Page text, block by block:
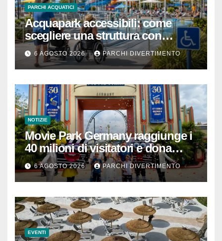
PARCHI ACQUATICI
Acquapark accessibili: come
scegliere una struttura con
passeggino o sedia a rotelle
6 AGOSTO 2026 PARCHI DIVERTIMENTO
NOTIZIE
Movie Park Germany raggiunge i
40 milioni di visitatori e dona
40.000 euro
6 AGOSTO 2026 PARCHI DIVERTIMENTO
EVENTI